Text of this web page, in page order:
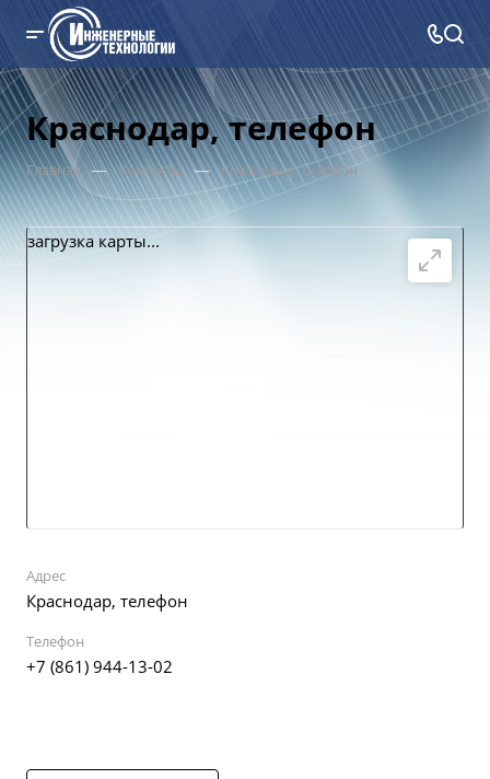
Краснодар, телефон
Главная — Контакты — Краснодар, телефон
Адрес
Краснодар, телефон
Телефон
+7 (861) 944-13-02
загрузка карты...